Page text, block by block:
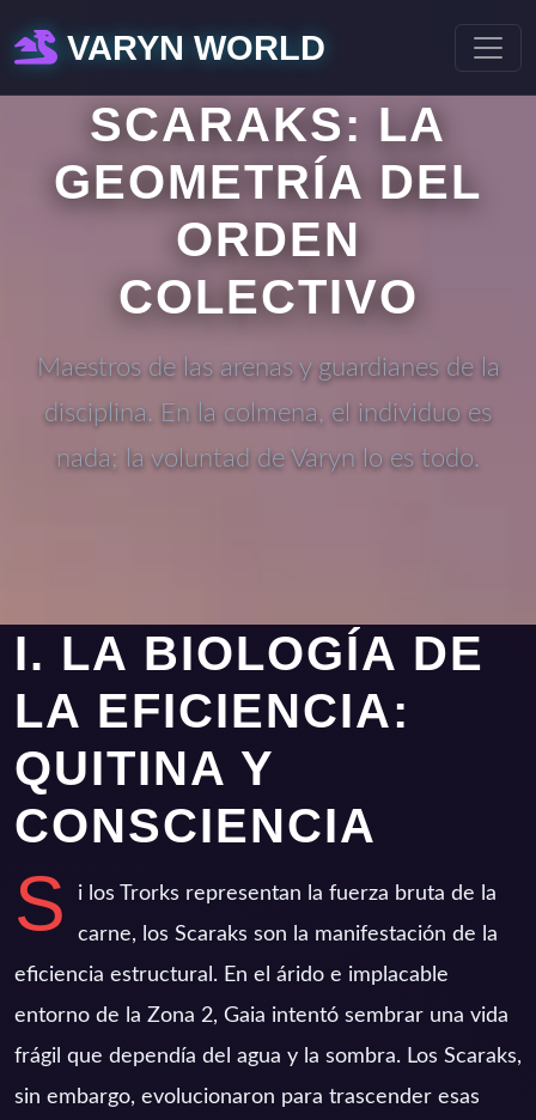
VARYN WORLD
SCARAKS: LA
GEOMETRÍA DEL
ORDEN
COLECTIVO
Maestros de las arenas y guardianes de la
disciplina. En la colmena, el individuo es
nada; la voluntad de Varyn lo es todo.
I. LA BIOLOGÍA DE
LA EFICIENCIA:
QUITINA Y
CONSCIENCIA
S
i los Trorks representan la fuerza bruta de la
carne, los Scaraks son la manifestación de la
eficiencia estructural. En el árido e implacable
entorno de la Zona 2, Gaia intentó sembrar una vida
frágil que dependía del agua y la sombra. Los Scaraks,
sin embargo, evolucionaron para trascender esas